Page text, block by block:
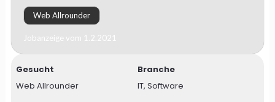
Web Allrounder
Jobanzeige vom 1.2.2021
Gesucht
Web Allrounder
Branche
IT, Software